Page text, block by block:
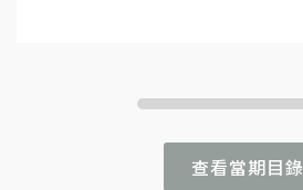
查看當期目錄